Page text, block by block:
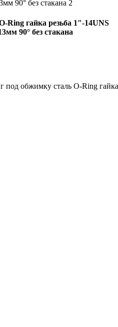
Ring гайка резьба 1″-14UNS
90° без стакана
под обжимку сталь O-Ring